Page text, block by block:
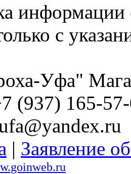
с
Уфа"
(937) 165-
| Заявление